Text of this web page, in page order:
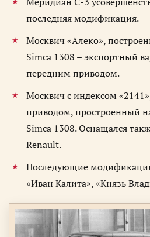
последняя модификация.
Москвич «Алеко»,
Simca 1308 – экспортный
передним приводом.
Москвич с индексом
приводом, простроенный
Simca 1308. Оснащался
Renault.
Последующие
«Иван Калита», «Князь